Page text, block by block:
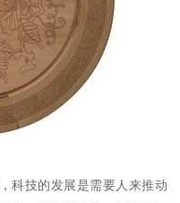
科技的发展是需要人来推动